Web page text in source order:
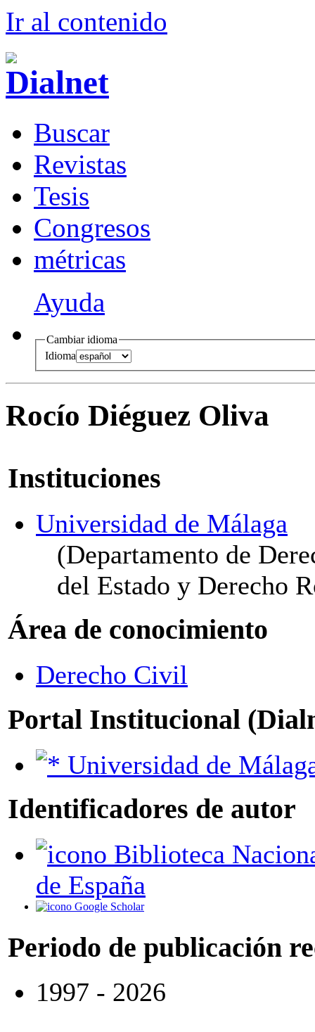
Ir al contenido
Buscar
Revistas
Tesis
Congresos
métricas
Ayuda
Cambiar idioma
Idioma
Rocío Diéguez Oliva
Instituciones
Universidad de Málaga
(Departamento de
del Estado y Derecho
Área de conocimiento
Derecho Civil
Portal Institucional
Universidad de
Identificadores de autor
de España
Google Scholar
Periodo de publicación
1997 - 2026